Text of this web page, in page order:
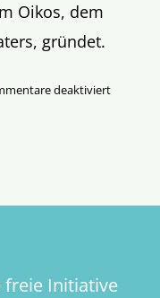
Oikos, dem
gründet.
deaktiviertfür
freie Initiative